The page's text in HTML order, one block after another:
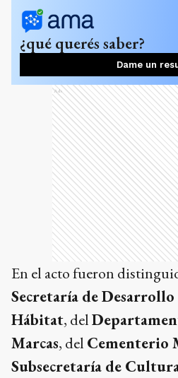
¿qué querés saber?
Dame un
Ads
En el acto fueron
Secretaría de
Hábitat, del
Marcas, del Cementerio
Subsecretaría de